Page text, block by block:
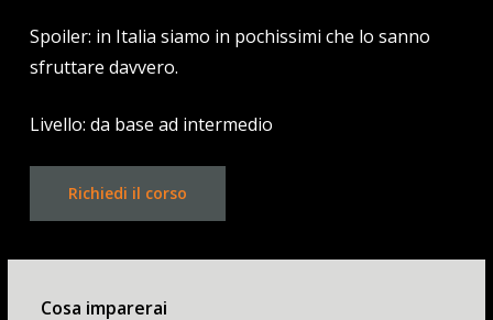
Spoiler: in Italia siamo in pochissimi che lo sanno
sfruttare davvero.
Livello: da base ad intermedio
Richiedi il corso
Cosa imparerai